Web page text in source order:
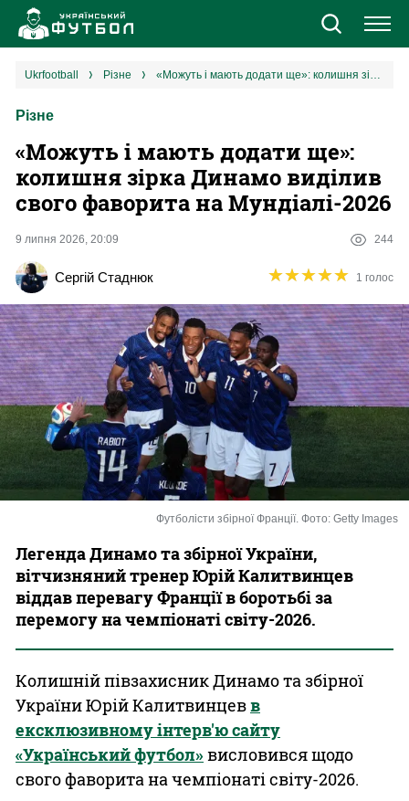
Новини
Єврокубки
УПЛ
2 ліга
Різне
Букмекери
Казино
ukrfootball різне «‎Можуть і мають додати ще»: колишня зірка Динамо виділив свого фаворита на Мундіалі-2026
Різне
«‎Можуть і мають додати ще»:
колишня зірка Динамо виділив
свого фаворита на Мундіалі-2026
9 липня 2026, 20:09 244
Сергій Стаднюк ★★★★★
★★★★★ 1 голос
Футболісти збірної Франції. Фото: Getty Images
Легенда Динамо та збірної України,
вітчизняний тренер Юрій Калитвинцев
віддав перевагу Франції в боротьбі за
перемогу на чемпіонаті світу-2026.
Колишній півзахисник Динамо та збірної
України Юрій Калитвинцевв
ексклюзивному інтерв'ю сайту
«Український футбол»висловився щодо
свого фаворита на чемпіонаті світу-2026.